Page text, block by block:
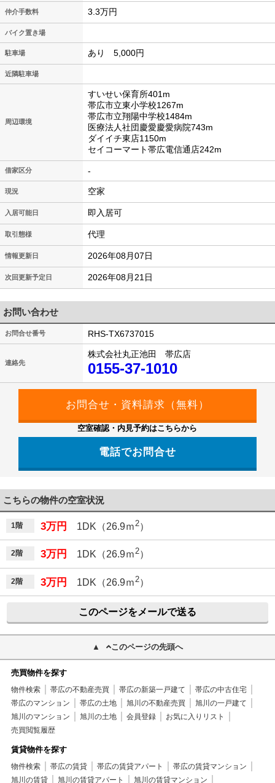
仲介手数料 3.3万円
バイク置き場
駐車場 あり 5,000円
近隣駐車場
周辺環境
すいせい保育所401m
帯広市立東小学校1267m
帯広市立翔陽中学校1484m
医療法人社団慶愛慶愛病院743m
ダイイチ東店1150m
セイコーマート帯広電信通店242m
借家区分 -
現況 空家
入居可能日 即入居可
取引態様 代理
情報更新日 2026年08月07日
次回更新予定日 2026年08月21日
お問い合わせ
お問合せ番号 RHS-TX6737015
連絡先
株式会社丸正池田 帯広店
0155-37-1010
空室確認・内見予約はこちらから
電話でお問合せ
こちらの物件の空室状況
1階 3万円 1DK（26.9ｍ2）
2階 3万円 1DK（26.9ｍ2）
2階 3万円 1DK（26.9ｍ 2）
このページをメールで送る
このページの先頭へ
売買物件を探す
物件検索 帯広の不動産売買 帯広の新築一戸建て
帯広の中古住宅
帯広のマンション
帯広の土地 旭川の不動産売買
旭川の一戸建て
旭川のマンション
旭川の土地 会員登録
お気に入りリスト
売買閲覧履歴
賃貸物件を探す
物件検索 帯広の賃貸 帯広の賃貸アパート
帯広の賃貸マンション
旭川の賃貸
旭川の賃貸アパート 旭川の賃貸マンション